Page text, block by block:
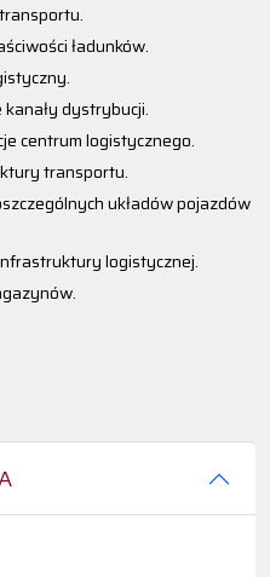
ładunków.
dystrybucji.
centrum logistycznego.
transportu.
układów pojazdów
logistycznej.